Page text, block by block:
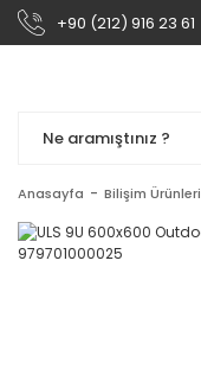
+90 (212) 916 23 61
Anasayfa Bilişim Ürünleri